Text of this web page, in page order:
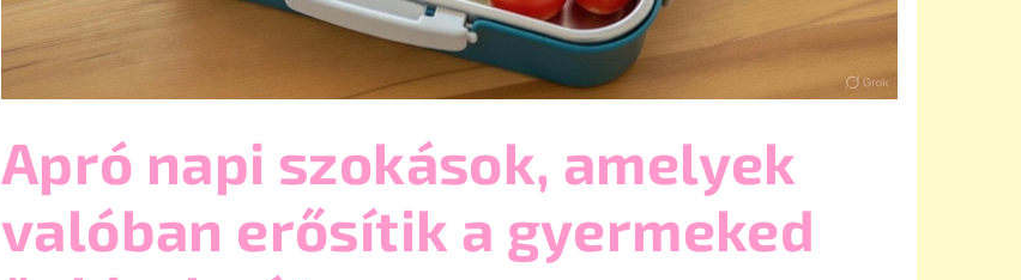
Apró napi szokások, amelyek
valóban erősítik a gyermeked